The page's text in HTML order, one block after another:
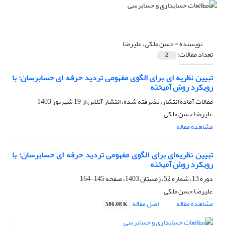
نویسنده =حسن ملکی، علیرضا
تعداد مقالات: 2
تبیین نظریه ای برای الگوی مفهومی تردید حرفه ای حسابرسان: با
رویکرد روش آمیخته
مقالات آماده انتشار، پذیرفته شده، انتشار آنلاین از19 شهریور 1403
علیرضا حسن ملکی
مشاهده مقاله
تبیین نظریه‌ای برای الگوی مفهومی تردید حرفه ای حسابرسان: با
رویکرد روش آمیخته
دوره 13، شماره 52، زمستان 1403، صفحه
145-164
علیرضا حسن ملکی
مشاهده مقاله
اصل مقاله 586.08 K